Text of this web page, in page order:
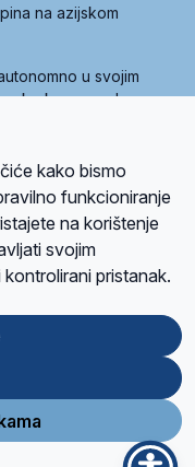
na azijskom
u svojim
krovne udruge
(World Family of
sedam članica, među
Pravila privatnosti
sustavom
kako bismo
funkcioniranje
na korištenje
svojim
pristanak.